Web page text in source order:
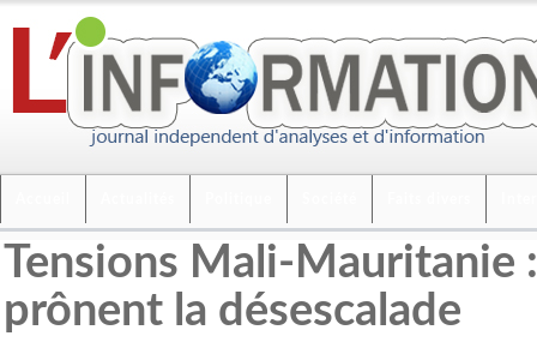
Tensions Mali-Mauritanie
prônent la désescalade